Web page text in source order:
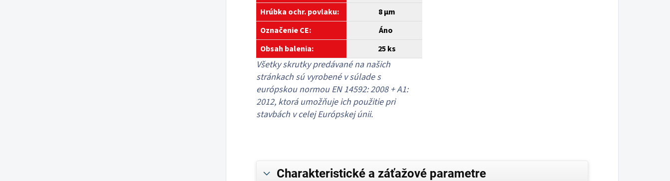
Hrúbka ochr. povlaku:
8 µm
Označenie CE:
Áno
Obsah balenia:
25ks
Všetky skrutky predávané na našich
stránkach sú vyrobené v súlade s
európskou normou EN 14592: 2008 + A1:
2012, ktorá umožňuje ich použitie pri
stavbách v celej Európskej únii.
Charakteristické a záťažové parametre